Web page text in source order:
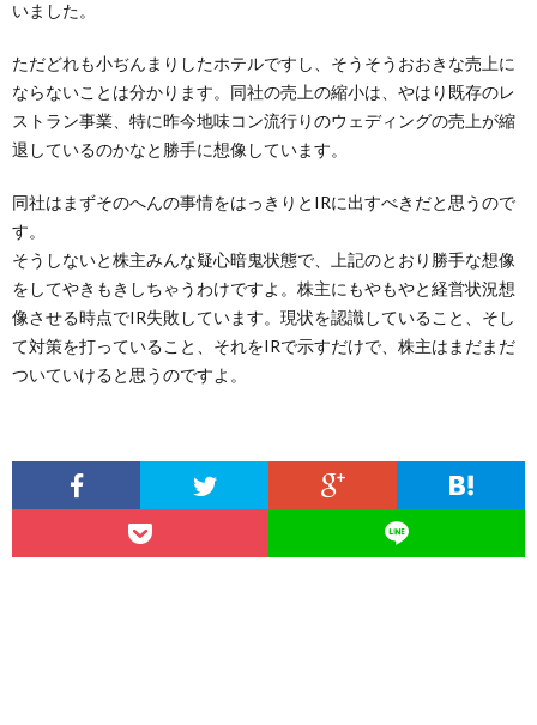
いました。
ただどれも小ぢんまりしたホテルですし、そうそうおおきな売上に
ならないことは分かります。同社の売上の縮小は、やはり既存のレ
ストラン事業、特に昨今地味コン流行りのウェディングの売上が縮
退しているのかなと勝手に想像しています。
同社はまずそのへんの事情をはっきりとIRに出すべきだと思うので
す。
そうしないと株主みんな疑心暗鬼状態で、上記のとおり勝手な想像
をしてやきもきしちゃうわけですよ。株主にもやもやと経営状況想
像させる時点でIR失敗しています。現状を認識していること、そし
て対策を打っていること、それをIRで示すだけで、株主はまだまだ
ついていけると思うのですよ。